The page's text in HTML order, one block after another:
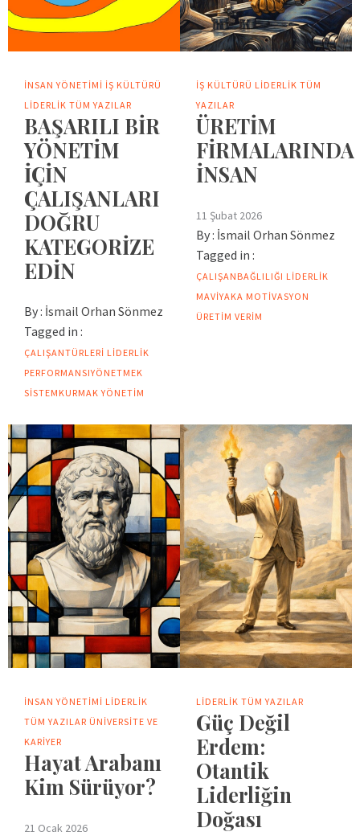
İNSAN YÖNETIMI İŞ KÜLTÜRÜ
LIDERLIK TÜM YAZILAR
BAŞARILI BİR
YÖNETİM
İÇİN
ÇALIŞANLARI
DOĞRU
KATEGORİZE
EDİN
By : İsmail Orhan Sönmez
Tagged in :
ÇALIŞANTÜRLERI LIDERLIK
PERFORMANSIYÖNETMEK
SISTEMKURMAK YÖNETIM
İŞ KÜLTÜRÜ LIDERLIK TÜM
YAZILAR
ÜRETİM
FİRMALARINDA
İNSAN
11 Şubat 2026
By : İsmail Orhan Sönmez
Tagged in :
ÇALIŞANBAĞLILIĞI LIDERLIK
MAVIYAKA MOTIVASYON
ÜRETIM VERIM
İNSAN YÖNETIMI LIDERLIK
TÜM YAZILAR ÜNIVERSITE VE
KARIYER
Hayat Arabanı
Kim Sürüyor?
21 Ocak 2026
LIDERLIK TÜM YAZILAR
Güç Değil
Erdem:
Otantik
Liderliğin
Doğası